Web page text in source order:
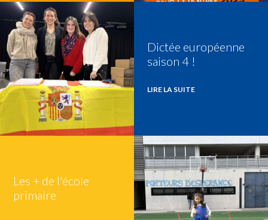
Dictée européenne
saison 4 !
LIRE LA SUITE
Les + de l'école
primaire